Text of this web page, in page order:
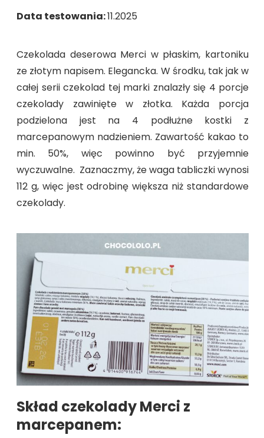
Data testowania:11.2025
Czekolada deserowa Merci w płaskim, kartoniku
ze złotym napisem. Elegancka. W środku, tak jak w
całej serii czekolad tej marki znalazły się 4 porcje
czekolady zawinięte w złotka. Każda porcja
podzielona jest na 4 podłużne kostki z
marcepanowym nadzieniem. Zawartość kakao to
min. 50%, więc powinno być przyjemnie
wyczuwalne. Zaznaczmy, że waga tabliczki wynosi
112 g, więc jest odrobinę większa niż standardowe
czekolady.
Skład czekolady Merci z
marcepanem: